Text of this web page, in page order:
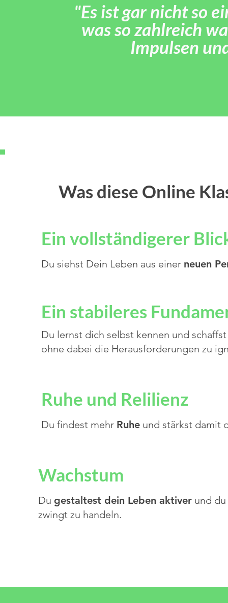
"Es ist gar nicht so
was so zahlreich
Impulsen
Was diese Online
Ein vollständigerer
Du siehst Dein Leben aus einer neuen
Ein stabileres
Du lernst dich selbst kennen und
ohne dabei die Herausforderungen zu
Ruhe und Relilienz
Du findest mehr Ruhe und stärkst damit
Wachstum
Du gestaltest dein Leben aktiver und
zwingt zu handeln.